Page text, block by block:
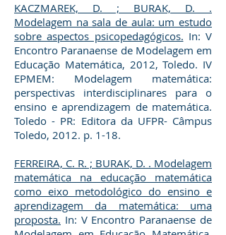
KACZMAREK, D. ; BURAK, D. .
Modelagem na sala de aula: um estudo
sobre aspectos psicopedagógicos. In: V
Encontro Paranaense de Modelagem em
Educação Matemática, 2012, Toledo. IV
EPMEM: Modelagem matemática:
perspectivas interdisciplinares para o
ensino e aprendizagem de matemática.
Toledo - PR: Editora da UFPR- Câmpus
Toledo, 2012. p. 1-18.
FERREIRA, C. R. ; BURAK, D. . Modelagem
matemática na educação matemática
como eixo metodológico do ensino e
aprendizagem da matemática: uma
proposta. In: V Encontro Paranaense de